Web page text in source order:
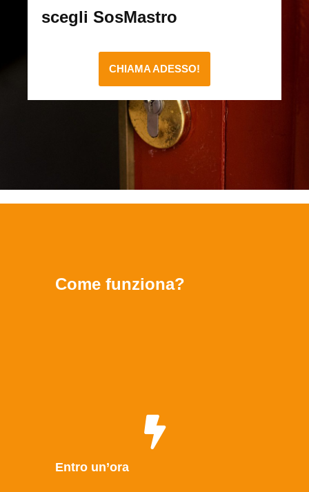
scegli SosMastro
CHIAMA ADESSO!
Come funziona?
Entro un’ora